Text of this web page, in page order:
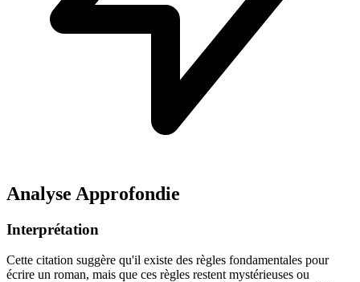
Analyse Approfondie
Interprétation
Cette citation suggère qu'il existe des règles fondamentales pour
écrire un roman, mais que ces règles restent mystérieuses ou